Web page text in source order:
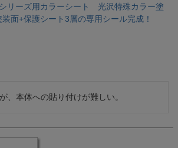
リーズ用カラーシート 光沢特殊カラー塗
面+保護シート3層の専用シール完成！
、本体への貼り付けが難しい。